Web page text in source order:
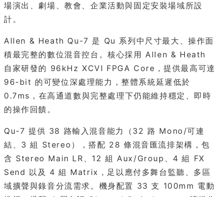
場演出、劇場、教會、企業活動與固定安裝場域所設
計。
Allen & Heath Qu-7 是 Qu 系列中尺寸最大、操作面
積最完整的數位混音控台。核心採用 Allen & Heath
自家研發的 96kHz XCVI FPGA Core，提供最高可達
96-bit 的可變位深處理能力，整體系統延遲低於
0.7ms，在高通道數與完整處理下仍能維持穩定、即時
的操作回饋。
Qu-7 提供 38 路輸入混音能力（32 路 Mono/可連
結、3 組 Stereo），搭配 28 條混音匯流排架構，包
含 Stereo Main LR、12 組 Aux/Group、4 組 FX
Send 以及 4 組 Matrix，足以應付多舞台監聽、多區
域擴聲與錄音分流需求。機身配置 33 支 100mm 電動